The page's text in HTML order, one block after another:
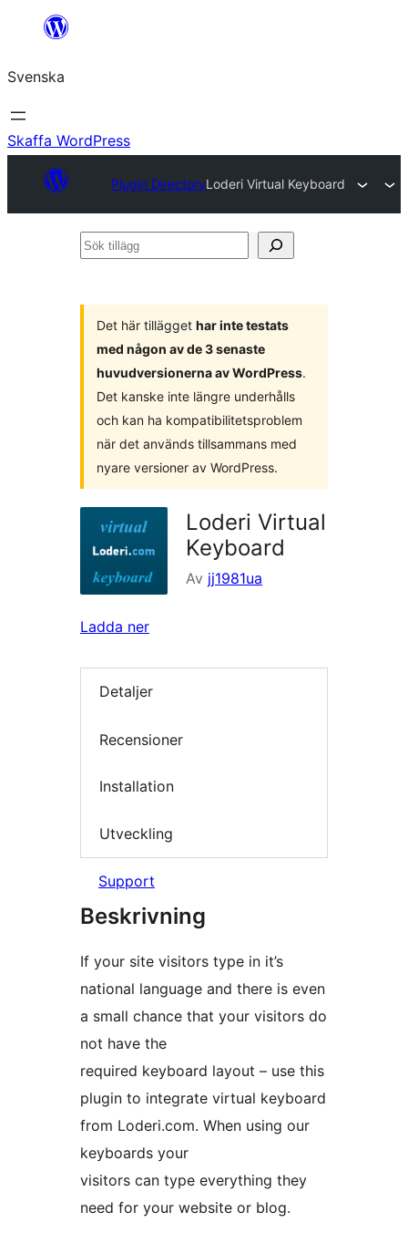
Hoppa
innehåll
Svenska
Skaffa WordPress
Plugin DirectoryLoderi Virtual Keyboard
Sök
Det här tillägget har inte testats
med någon av de 3 senaste
huvudversionerna av WordPress.
Det kanske inte längre underhålls
och kan ha kompatibilitetsproblem
när det används tillsammans med
nyare versioner av WordPress.
Loderi Virtual
Keyboard
Av jj1981ua
Ladda ner
Detaljer
Recensioner
Installation
Utveckling
Support
Beskrivning
If your site visitors type in it’s
national language and there is even
a small chance that your visitors do
not have the
required keyboard layout – use this
plugin to integrate virtual keyboard
from Loderi.com. When using our
keyboards your
visitors can type everything they
need for your website or blog.